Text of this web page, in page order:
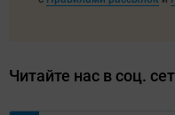
Читайте нас в соц.